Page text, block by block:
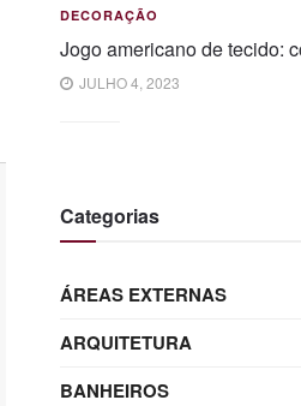
DECORAÇÃO
Jogo americano de tecido:
JULHO 4, 2023
Categorias
ÁREAS EXTERNAS
ARQUITETURA
BANHEIROS